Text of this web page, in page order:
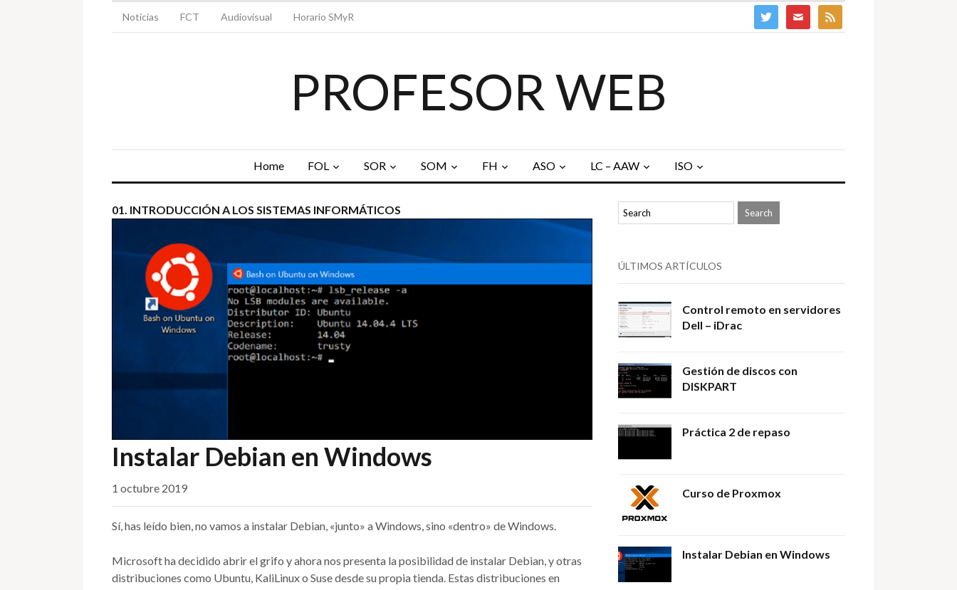
twitter mail feed
Noticias FCT Audiovisual Horario SMyR
PROFESOR WEB
Home FOL SOR SOM FH ASO LC – AAW ISO
01. INTRODUCCIÓN A LOS SISTEMAS INFORMÁTICOS
Instalar Debian en Windows
1 octubre 2019
Sí, has leído bien, no vamos a instalar Debian, «junto» a Windows, sino «dentro» de Windows.
Microsoft ha decidido abrir el grifo y ahora nos presenta la posibilidad de instalar Debian, y otras
distribuciones como Ubuntu, KaliLinux o Suse desde su propia tienda. Estas distribuciones en
ÚLTIMOS ARTÍCULOS
Control remoto en servidores
Dell – iDrac
Gestión de discos con
DISKPART
Práctica 2 de repaso
Curso de Proxmox
Instalar Debian en Windows